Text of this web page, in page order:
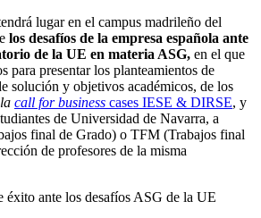
lugar en el campus madrileño del
los desafíos de la empresa española ante
de la UE en materia ASG, en el que
para presentar los planteamientos de
solución y objetivos académicos, de los
la call for business cases IESE & DIRSE, y
de Universidad de Navarra, a
final de Grado) o TFM (Trabajos final
de profesores de la misma
éxito ante los desafíos ASG de la UE